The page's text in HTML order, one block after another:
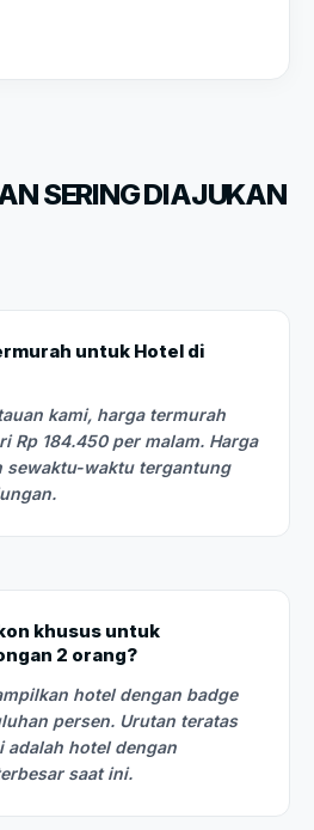
SERING DIAJUKAN
untuk Hotel di
kami, harga termurah
Rp 184.450 per malam. Harga
sewaktu-waktu tergantung
khusus untuk
2 orang?
hotel dengan badge
persen. Urutan teratas
adalah hotel dengan
saat ini.